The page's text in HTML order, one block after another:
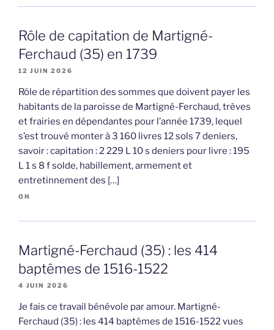
Rôle de capitation de Martigné-
Ferchaud (35) en 1739
12 JUIN 2026
Rôle de répartition des sommes que doivent payer les
habitants de la paroisse de Martigné-Ferchaud, trèves
et frairies en dépendantes pour l’année 1739, lequel
s’est trouvé monter à 3 160 livres 12 sols 7 deniers,
savoir : capitation : 2 229 L 10 s deniers pour livre : 195
L 1 s 8 f solde, habillement, armement et
entretinnement des […]
OH
Martigné-Ferchaud (35) : les 414
baptêmes de 1516-1522
4 JUIN 2026
Je fais ce travail bénévole par amour. Martigné-
Ferchaud (35) : les 414 baptêmes de 1516-1522 vues